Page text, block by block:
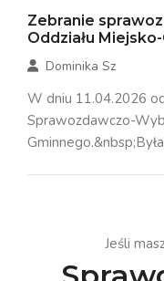
Zebranie
Oddziału
Dominika Sz
W dniu 11.04.2026
Sprawozdawczo-
Jeśli